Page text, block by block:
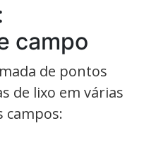
campo
de pontos
de lixo em várias
campos: